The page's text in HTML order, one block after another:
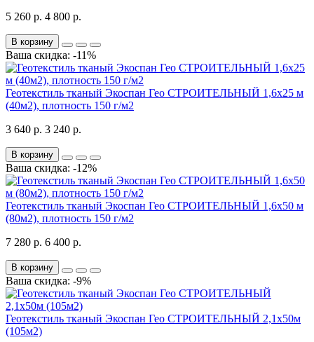
5 260 р. 4 800 р.
В корзину
Ваша скидка: -11%
Геотекстиль тканый Экоспан Гео СТРОИТЕЛЬНЫЙ 1,6х25 м
(40м2), плотность 150 г/м2
3 640 р. 3 240 р.
В корзину
Ваша скидка: -12%
Геотекстиль тканый Экоспан Гео СТРОИТЕЛЬНЫЙ 1,6х50 м
(80м2), плотность 150 г/м2
7 280 р. 6 400 р.
В корзину
Ваша скидка: -9%
Геотекстиль тканый Экоспан Гео СТРОИТЕЛЬНЫЙ 2,1х50м
(105м2)